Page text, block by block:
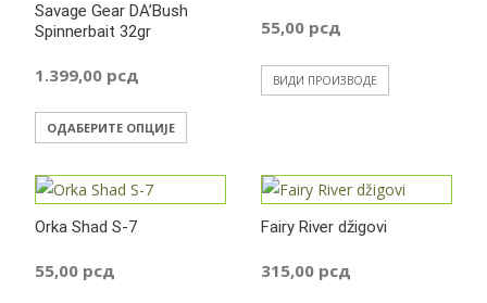
Savage Gear DA’Bush
Spinnerbait 32gr
1.399,00 рсд
ОДАБЕРИТЕ ОПЦИЈЕ
има
више
варијанти.
55,00 рсд
ВИДИ ПРОИЗВОДЕ
Orka Shad S-7
55,00 рсд
Fairy River džigovi
315,00 рсд